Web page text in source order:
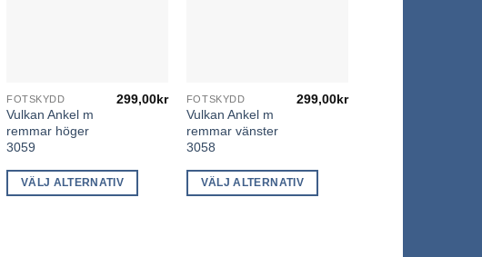
FOTSKYDD
Vulkan Ankel m
remmar höger
3059
299,00kr
VÄLJ ALTERNATIV
Den
här
produkten
flera
FOTSKYDD
Vulkan Ankel m
remmar vänster
3058
299,00kr
VÄLJ ALTERNATIV
Den
här
produkten
flera